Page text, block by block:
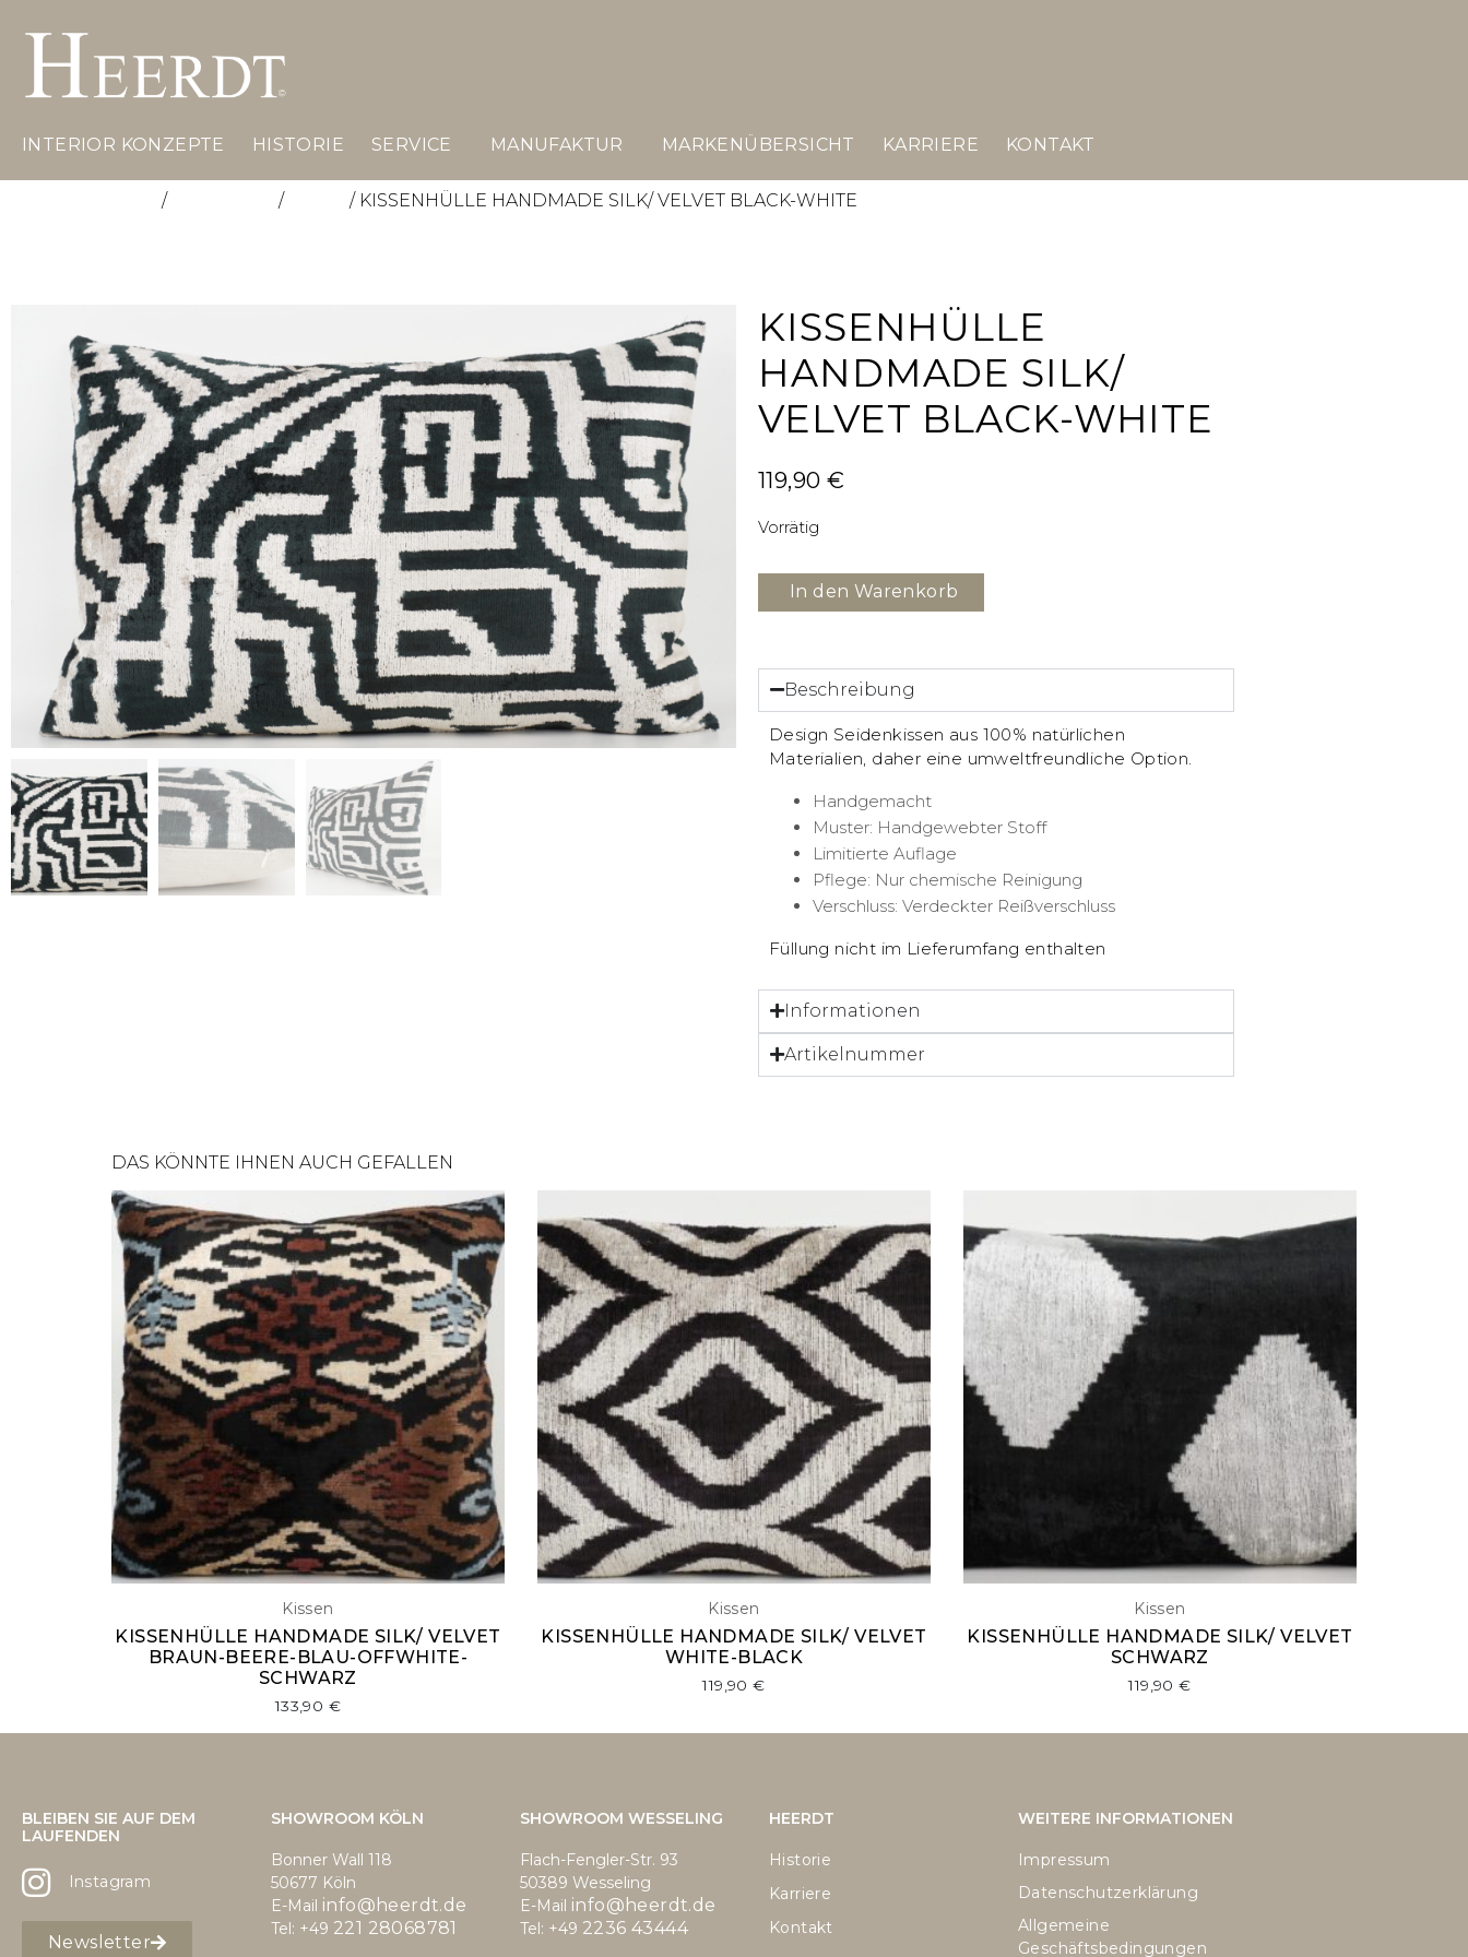
INTERIOR KONZEPTE HISTORIE SERVICE MANUFAKTUR MARKENÜBERSICHT KARRIERE KONTAKT
/ / / KISSENHÜLLE HANDMADE SILK/ VELVET BLACK-WHITE
KISSENHÜLLE
HANDMADE SILK/
VELVET BLACK-WHITE
119,90 €
Vorrätig
In den Warenkorb
Beschreibung
Design Seidenkissen aus 100% natürlichen
Materialien, daher eine umweltfreundliche Option.
Handgemacht
Muster: Handgewebter Stoff
Limitierte Auflage
Pflege: Nur chemische Reinigung
Verschluss: Verdeckter Reißverschluss
Füllung nicht im Lieferumfang enthalten
Informationen
Artikelnummer
DAS KÖNNTE IHNEN AUCH GEFALLEN
Kissen
KISSENHÜLLE HANDMADE SILK/ VELVET
BRAUN-BEERE-BLAU-OFFWHITE-
SCHWARZ
133,90 €
Kissen
KISSENHÜLLE HANDMADE SILK/ VELVET
WHITE-BLACK
119,90€
Kissen
KISSENHÜLLE HANDMADE SILK/ VELVET
SCHWARZ
119,90€
BLEIBEN SIE AUF DEM
LAUFENDEN
Instagram
Newsletter
SHOWROOM KÖLN
Bonner Wall 118
50677 Köln
E-Mail info@heerdt.de
Tel: +49 221 28068781
SHOWROOM WESSELING
Flach-Fengler-Str. 93
50389 Wesseling
E-Mail info@heerdt.de
Tel: +49 2236 43444
HEERDT
Historie
Karriere
Kontakt
WEITERE INFORMATIONEN
Impressum
Datenschutzerklärung
Allgemeine
Geschäftsbedingungen